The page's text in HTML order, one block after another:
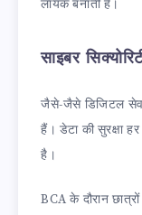
लायक बनाती है।
साइबर
जैसे-जैसे डिजिटल
हैं। डेटा की सुरक्षा
है।
BCA के दौरान